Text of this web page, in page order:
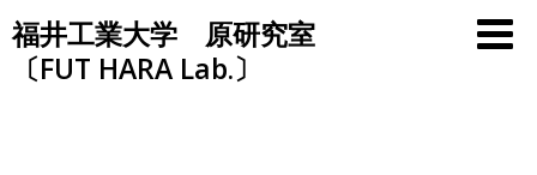
Skip
to
content
福井工業大学 原研究室
〔FUT HARA Lab.〕